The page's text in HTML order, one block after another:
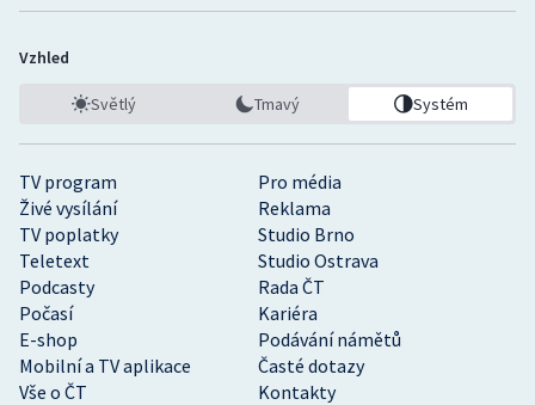
TV program
Pro média
Živé vysílání
Reklama
TV poplatky
Studio Brno
Teletext
Studio Ostrava
Podcasty
Rada ČT
Počasí
Kariéra
E-shop
Podávání námětů
Mobilní a TV aplikace
Časté dotazy
Vše o ČT
Kontakty
Vzhled
Světlý Tmavý Systém